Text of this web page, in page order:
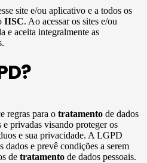
site e/ou aplicativo e a todos os
IISC. Ao acessar os sites e/ou
e aceita integralmente as
regras para o tratamento de dados
e privadas visando proteger os
e sua privacidade. A LGPD
dados e prevê condições a serem
de tratamento de dados pessoais.